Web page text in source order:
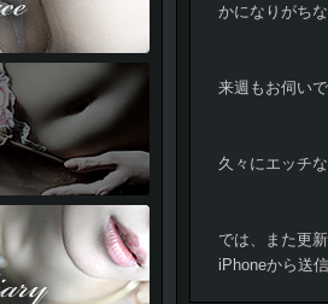
かになりがち
来週もお伺い
久々にエッチ
では、また更
iPhoneから送信